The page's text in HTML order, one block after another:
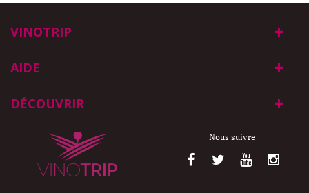
VINOTRIP
AIDE
DÉCOUVRIR
Nous suivre